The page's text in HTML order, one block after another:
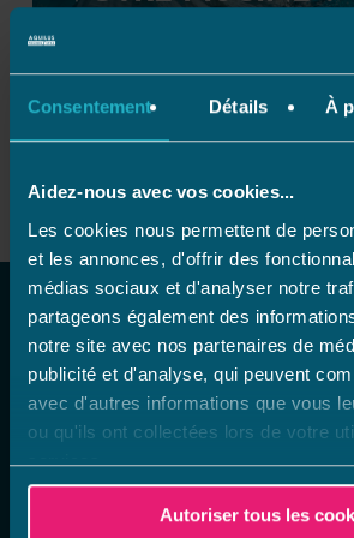
Consentement Détails À
Aidez-nous avec vos cookies...
Les cookies nous permettent de
et les annonces, d'offrir des
médias sociaux et d'analyser notre
partageons également des
notre site avec nos partenaires de
publicité et d'analyse, qui peuvent
avec d'autres informations que vous
ou qu'ils ont collectées lors de votre
services.
Autoriser tous les
NOS